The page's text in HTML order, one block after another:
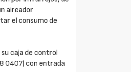
aireador
el consumo de
caja de control
0407) con entrada